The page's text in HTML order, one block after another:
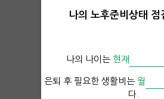
나의 노후준비상태 점
나의 나이는 현재
은퇴 후 필요한 생활비는 월
다.